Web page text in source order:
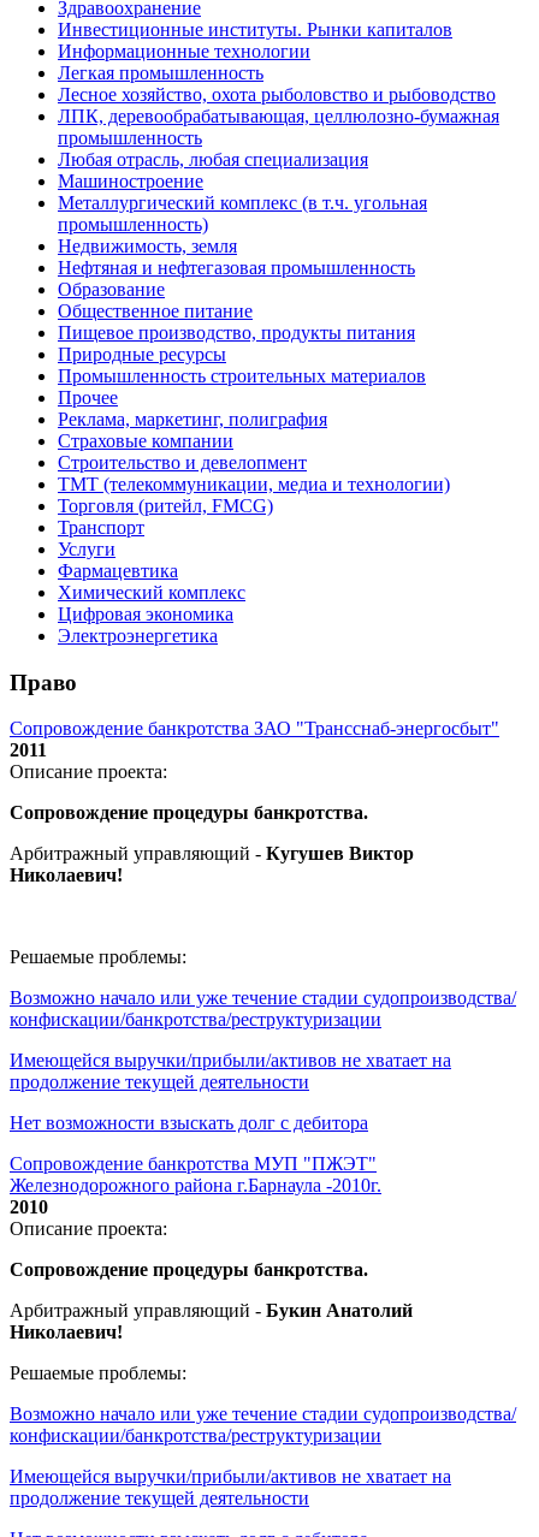
Здравоохранение
Инвестиционные институты. Рынки капиталов
Информационные технологии
Легкая промышленность
Лесное хозяйство, охота рыболовство и рыбоводство
ЛПК, деревообрабатывающая, целлюлозно-бумажная
промышленность
Любая отрасль, любая специализация
Машиностроение
Металлургический комплекс (в т.ч. угольная
промышленность)
Недвижимость, земля
Нефтяная и нефтегазовая промышленность
Образование
Общественное питание
Пищевое производство, продукты питания
Природные ресурсы
Промышленность строительных материалов
Прочее
Реклама, маркетинг, полиграфия
Страховые компании
Строительство и девелопмент
ТМТ (телекоммуникации, медиа и технологии)
Торговля (ритейл, FMCG)
Транспорт
Услуги
Фармацевтика
Химический комплекс
Цифровая экономика
Электроэнергетика
Право
Сопровождение банкротства ЗАО "Трансснаб-энергосбыт"
2011
Описание проекта:
Сопровождение процедуры банкротства.
Арбитражный управляющий - Кугушев Виктор
Николаевич!
Решаемые проблемы:
Возможно начало или уже течение стадии судопроизводства/
конфискации/банкротства/реструктуризации
Имеющейся выручки/прибыли/активов не хватает на
продолжение текущей деятельности
Нет возможности взыскать долг с дебитора
Сопровождение банкротства МУП "ПЖЭТ"
Железнодорожного района г.Барнаула -2010г.
2010
Описание проекта:
Сопровождение процедуры банкротства.
Арбитражный управляющий - Букин Анатолий
Николаевич!
Решаемые проблемы:
Возможно начало или уже течение стадии судопроизводства/
конфискации/банкротства/реструктуризации
Имеющейся выручки/прибыли/активов не хватает на
продолжение текущей деятельности